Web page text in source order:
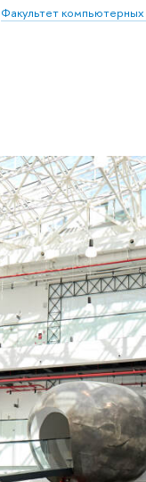
Факультет компьютерных